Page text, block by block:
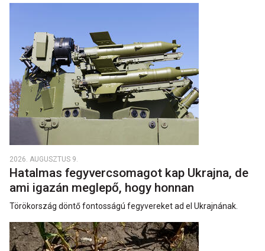
2026. AUGUSZTUS 9.
Hatalmas fegyvercsomagot kap Ukrajna, de
ami igazán meglepő, hogy honnan
Törökország döntő fontosságú fegyvereket ad el Ukrajnának.